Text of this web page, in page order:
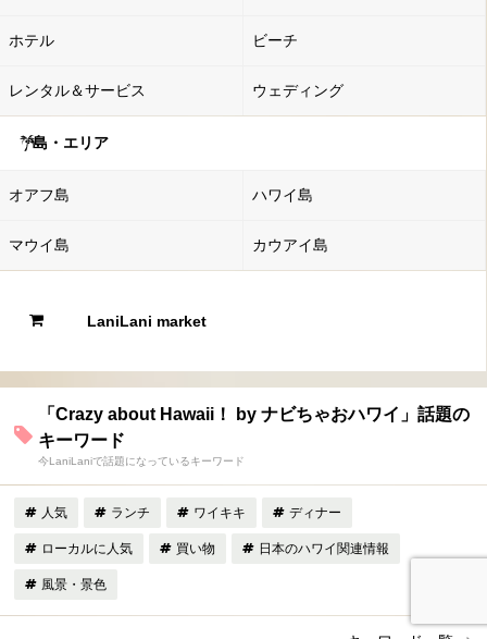
ホテル ビーチ
レンタル＆サービス ウェディング
島・エリア
オアフ島 ハワイ島
マウイ島 カウアイ島
LaniLani market
「Crazy about Hawaii！ by ナビちゃおハワイ」話題の
キーワード
今LaniLaniで話題になっているキーワード
人気 ランチ ワイキキ ディナー
ローカルに人気 買い物 日本のハワイ関連情報
風景・景色